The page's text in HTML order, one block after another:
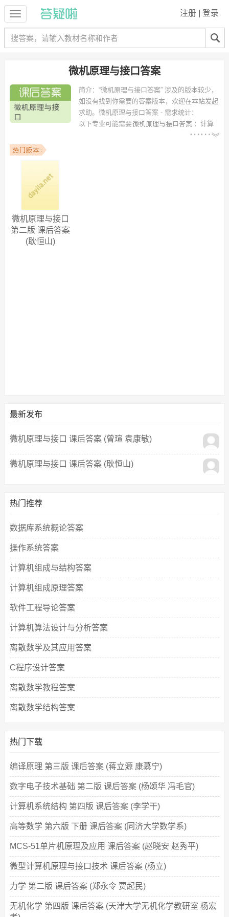
注册 登录
微机原理与接口答案
简介： “微机原理与接口答案” 涉及的版本较少，
如没有找到你需要的答案版本，欢迎在本站发起
求助。 微机原理与接口答案 - 需求统计：
以下专业可能需要
：计算
机科学与技术、软件工程、电子信息科学与技术、计算机网络工程、建
筑环境与设备工程、计算机科学如软件、会计学（注册会计师方向）、
网络工程 等专业。
科技大学、天津财经大学、贵州大学、安徽农业大学、西北农林抗科技
大学、河北工业大学城市学院、大庆体育运动学院、南京理工大学 等。
微机原理与接口
第二版 课后答案
(耿恒山)
最新发布
微机原理与接口 课后答案 (曾瑄 袁康敏)
微机原理与接口 课后答案 (耿恒山)
热门推荐
数据库系统概论答案
操作系统答案
计算机组成与结构答案
计算机组成原理答案
软件工程导论答案
计算机算法设计与分析答案
离散数学及其应用答案
C程序设计答案
离散数学教程答案
离散数学结构答案
热门下载
编译原理 第三版 课后答案 (蒋立源 康慕宁)
数字电子技术基础 第二版 课后答案 (杨颂华 冯毛官)
计算机系统结构 第四版 课后答案 (李学干)
高等数学 第六版 下册 课后答案 (同济大学数学系)
MCS-51单片机原理及应用 课后答案 (赵晓安 赵秀平)
微型计算机原理与接口技术 课后答案 (杨立)
力学 第二版 课后答案 (郑永令 贾起民)
无机化学 第四版 课后答案 (天津大学无机化学教研室 杨宏